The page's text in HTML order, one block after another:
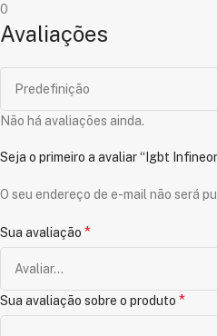
0
Avaliações
Não há avaliações ainda.
Seja o primeiro a avaliar “Igbt
O seu endereço de e-mail não será
Sua avaliação *
Sua avaliação sobre o produto *